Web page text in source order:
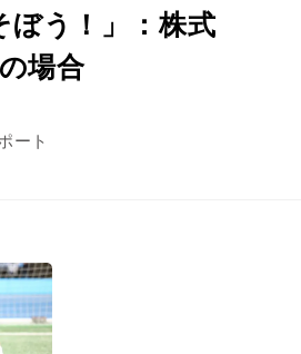
ぼう！」：株式
場合
ート